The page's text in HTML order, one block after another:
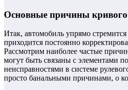
Основные причины
Итак, автомобиль упрямо
приходится постоянно
Рассмотрим наиболее частые
могут быть связаны с элементами
неисправностями в системе
просто банальными причинами, о